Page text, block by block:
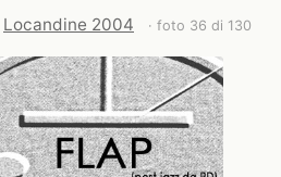
Locandine 2004 · foto 36 di 130